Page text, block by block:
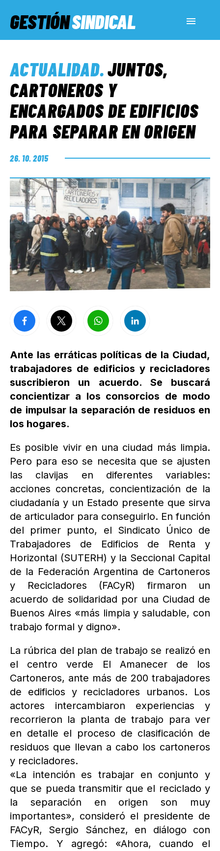
GESTIÓNSINDICAL
SERVICIOS SOCIALES
INFORMES ESPECIALES
FUERA DE MEGÁFONO
EL LADO «G»
ACTUALIDAD.JUNTOS,
CARTONEROS Y
ENCARGADOS DE EDIFICIOS
PARA SEPARAR EN ORIGEN
26. 10. 2015
Ante las erráticas políticas de la Ciudad,
trabajadores de edificios y recicladores
suscribieron un acuerdo. Se buscará
concientizar a los consorcios de modo
de impulsar la separación de residuos en
los hogares.
Es posible vivir en una ciudad más limpia.
Pero para eso se necesita que se ajusten
las clavijas en diferentes variables:
acciones concretas, concientización de la
ciudadanía y un Estado presente que sirva
de articulador para conseguirlo. En función
del primer punto, el Sindicato Único de
Trabajadores de Edificios de Renta y
Horizontal (SUTERH) y la Seccional Capital
de la Federación Argentina de Cartoneros
y Recicladores (FACyR) firmaron un
acuerdo de solidaridad por una Ciudad de
Buenos Aires «más limpia y saludable, con
trabajo formal y digno».
La rúbrica del plan de trabajo se realizó en
el centro verde El Amanecer de los
Cartoneros, ante más de 200 trabajadores
de edificios y recicladores urbanos. Los
actores intercambiaron experiencias y
recorrieron la planta de trabajo para ver
en detalle el proceso de clasificación de
residuos que llevan a cabo los cartoneros
y recicladores.
«La intención es trabajar en conjunto y
que se pueda transmitir que el reciclado y
la separación en origen son muy
importantes», consideró el presidente de
FACyR, Sergio Sánchez, en diálogo con
Tiempo. Y agregó: «Ahora, cuando el